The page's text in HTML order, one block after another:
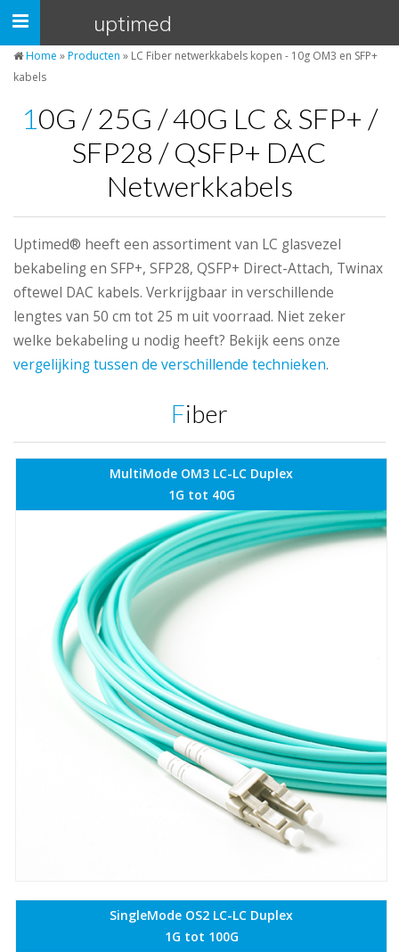
Navigatie
open/dicht
uptimed
Home »Producten » LC Fiber netwerkkabels kopen - 10g OM3 en SFP+
kabels
10G / 25G / 40G LC & SFP+ /
SFP28 / QSFP+ DAC
Netwerkkabels
Uptimed® heeft een assortiment van LC glasvezel
bekabeling en SFP+, SFP28, QSFP+ Direct-Attach, Twinax
oftewel DAC kabels. Verkrijgbaar in verschillende
lengtes van 50 cm tot 25 m uit voorraad. Niet zeker
welke bekabeling u nodig heeft? Bekijk eens onze
vergelijking tussen de verschillende technieken.
Fiber
MultiMode OM3 LC-LC Duplex
1G tot 40G
SingleMode OS2 LC-LC Duplex
1G tot 100G
Cookies beheer paneel